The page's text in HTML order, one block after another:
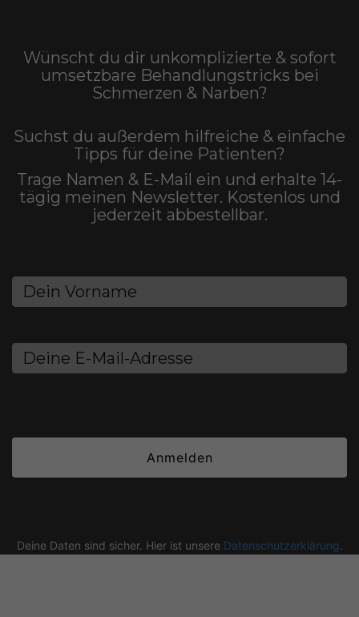
Wünscht du dir unkomplizierte & sofort
umsetzbare Behandlungstricks bei
Schmerzen & Narben?
Suchst du außerdem hilfreiche & einfache
Tipps für deine Patienten?
Trage Namen & E-Mail ein und erhalte 14-
tägig meinen Newsletter. Kostenlos und
jederzeit abbestellbar.
Anmelden
Deine Daten sind sicher. Hier ist unsere Datenschutzerklärung.